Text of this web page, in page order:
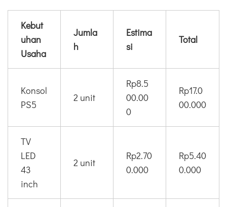
Kebut
uhan
Usaha
Jumla
h
Estima
si
Total
Konsol
PS5
2 unit
Rp8.5
00.00
0
Rp17.0
00.000
TV
LED
43
inch
2 unit
Rp2.70
0.000
Rp5.40
0.000